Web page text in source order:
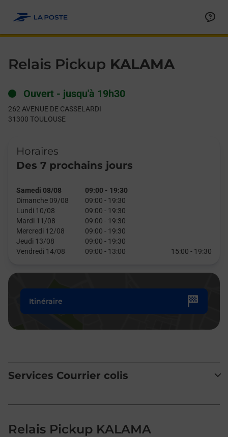
Relais Pickup KALAMA
Ouvert - jusqu'à 19h30
262 AVENUE DE CASSELARDI
31300 TOULOUSE
Horaires
Des 7 prochains jours
Samedi 08/08 09:00 - 19:30
Dimanche 09/08
09:00 - 19:30
Lundi 10/08
09:00 - 19:30
Mardi 11/08
09:00 - 19:30
Mercredi 12/08
09:00 - 19:30
Jeudi 13/08
09:00 - 19:30
Vendredi 14/08
09:00 - 13:00 15:00 - 19:30
Itinéraire
Services Courrier colis
Relais Pickup KALAMA